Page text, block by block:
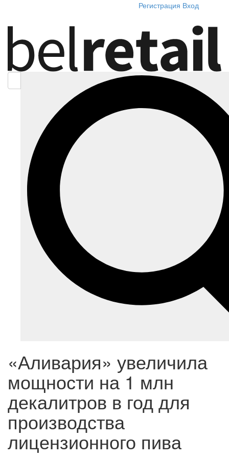
Регистрация Вход
«Аливария» увеличила
мощности на 1 млн
декалитров в год для
производства
лицензионного пива